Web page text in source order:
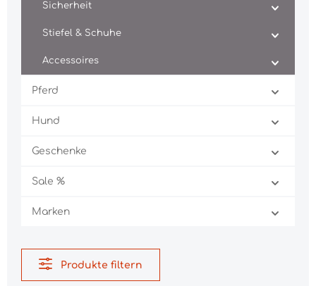
Sicherheit
Stiefel & Schuhe
Accessoires
Pferd
Hund
Geschenke
Sale %
Marken
Produkte filtern